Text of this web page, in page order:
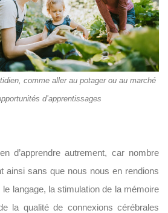
comme aller au potager ou au marché
d’apprentissages
d’apprendre autrement, car nombre
ainsi sans que nous nous en rendions
langage, la stimulation de la mémoire
la qualité de connexions cérébrales